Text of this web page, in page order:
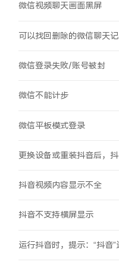
微信视频聊天画面黑屏
可以找回删除的微信聊天记
微信登录失败/账号被封
微信不能计步
微信平板模式登录
更换设备或重装抖音后，抖
抖音视频内容显示不全
抖音不支持横屏显示
运行抖音时，提示：“抖音”